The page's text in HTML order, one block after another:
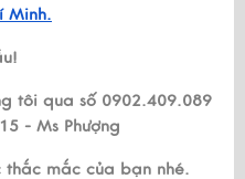
Minh.
tôi qua số 0902.409.089
- Ms Phượng
mắc của bạn nhé.